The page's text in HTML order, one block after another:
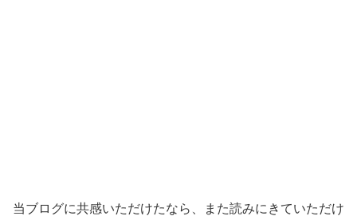
当ブログに共感いただけたなら、また読みにきていただけ